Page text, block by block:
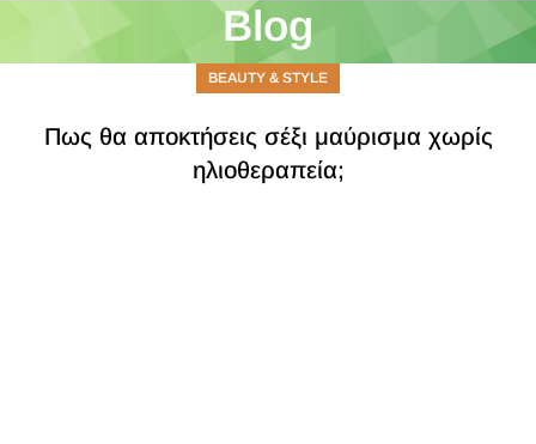
Blog
BEAUTY & STYLE
Πως θα αποκτήσεις σέξι μαύρισμα χωρίς
ηλιοθεραπεία;